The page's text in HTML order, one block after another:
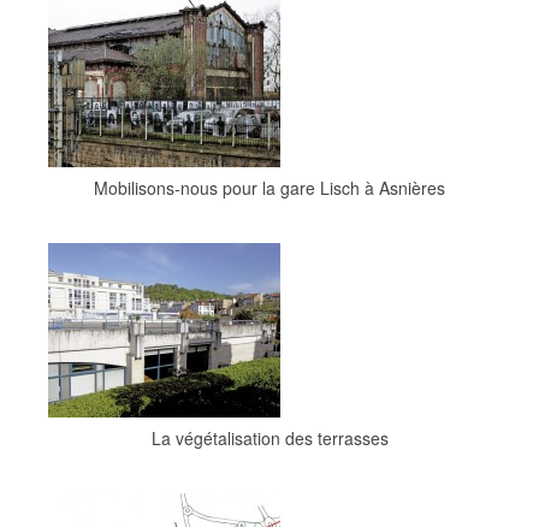
Mobilisons-nous pour la gare Lisch à Asnières
La végétalisation des terrasses